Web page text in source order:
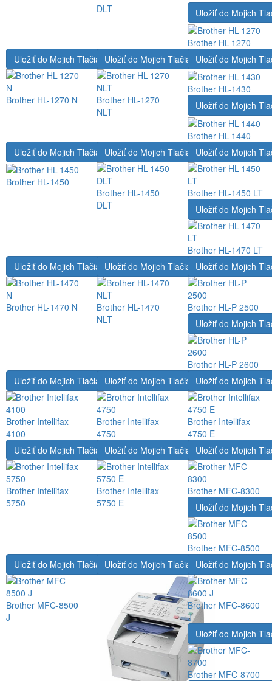
DLT
Uložiť do Mojich
Brother HL-1270
Uložiť do Mojich Tlačiarní
Brother HL-1270 N
Uložiť do Mojich Tlačiarní
Brother HL-1270
NLT
Uložiť do Mojich
Brother HL-1430
Uložiť do Mojich
Brother HL-1440
Uložiť do Mojich Tlačiarní
Brother HL-1450
Uložiť do Mojich Tlačiarní
Brother HL-1450
DLT
Uložiť do Mojich
Brother HL-1450 LT
Uložiť do Mojich
Brother HL-1470 LT
Uložiť do Mojich Tlačiarní
Brother HL-1470 N
Uložiť do Mojich Tlačiarní
Brother HL-1470
NLT
Uložiť do Mojich
Brother HL-P 2500
Uložiť do Mojich
Brother HL-P 2600
Uložiť do Mojich Tlačiarní
Brother Intellifax
4100
Uložiť do Mojich Tlačiarní
Brother Intellifax
4750
Uložiť do Mojich
Brother Intellifax
4750 E
Uložiť do Mojich Tlačiarní
Brother Intellifax
5750
Uložiť do Mojich Tlačiarní
Brother Intellifax
5750 E
Uložiť do Mojich
Brother MFC-8300
Uložiť do Mojich
Brother MFC-8500
Uložiť do Mojich Tlačiarní
Brother MFC-8500
J
Uložiť do Mojich TlačiarníUložiť do Mojich
Brother MFC-8600
J
Uložiť do Mojich
Brother MFC-8700